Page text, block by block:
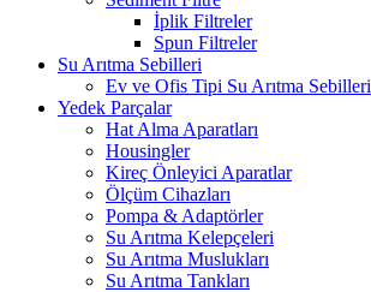
İplik Filtreler
Spun Filtreler
Su Arıtma Sebilleri
Ev ve Ofis Tipi Su Arıtma Sebilleri
Yedek Parçalar
Hat Alma Aparatları
Housingler
Kireç Önleyici Aparatlar
Ölçüm Cihazları
Pompa & Adaptörler
Su Arıtma Kelepçeleri
Su Arıtma Muslukları
Su Arıtma Tankları